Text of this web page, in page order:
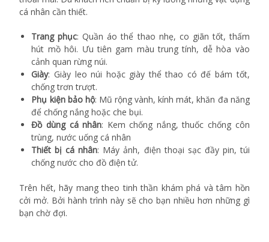
cá nhân cần thiết.
Trang phục: Quần áo thể thao nhẹ, co giãn tốt, thấm
hút mồ hôi. Ưu tiên gam màu trung tính, dễ hòa vào
cảnh quan rừng núi.
Giày: Giày leo núi hoặc giày thể thao có đế bám tốt,
chống trơn trượt.
Phụ kiện bảo hộ: Mũ rộng vành, kính mát, khăn đa năng
để chống nắng hoặc che bụi.
Đồ dùng cá nhân: Kem chống nắng, thuốc chống côn
trùng, nước uống cá nhân
Thiết bị cá nhân: Máy ảnh, điện thoại sạc đầy pin, túi
chống nước cho đồ điện tử.
Trên hết, hãy mang theotinh thần khám phá và tâm hồn
cởi mở. Bởi hành trình này sẽ cho bạn nhiều hơn những gì
bạn chờ đợi.